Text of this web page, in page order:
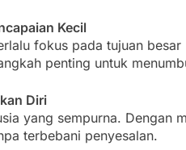
Kecil
fokus pada tujuan
penting untuk
Diri
yang sempurna. Dengan
terbebani penyesalan.